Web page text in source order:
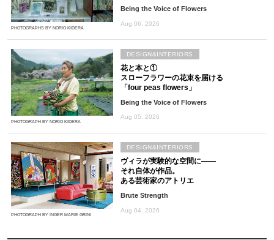
PHOTOGRAPHS BY NORIO KIDERA
Being the Voice of Flowers
Aug 06, 2026
PHOTOGRAPH BY NORIO KIDERA
花と本と①
スローフラワーの花束を届ける
「four peas flowers」
Being the Voice of Flowers
Aug 05, 2026
DESIGN&INTERIORS
PHOTOGRAPH BY INGER MARIE GRINI
ヴィラが実験的な空間に――
それ自体が作品。
ある芸術家のアトリエ
Brute Strength
Aug 04, 2026
DESIGN&INTERIORS